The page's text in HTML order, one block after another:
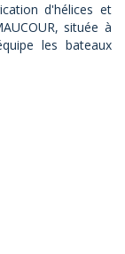
d'hélices et
située à
les bateaux